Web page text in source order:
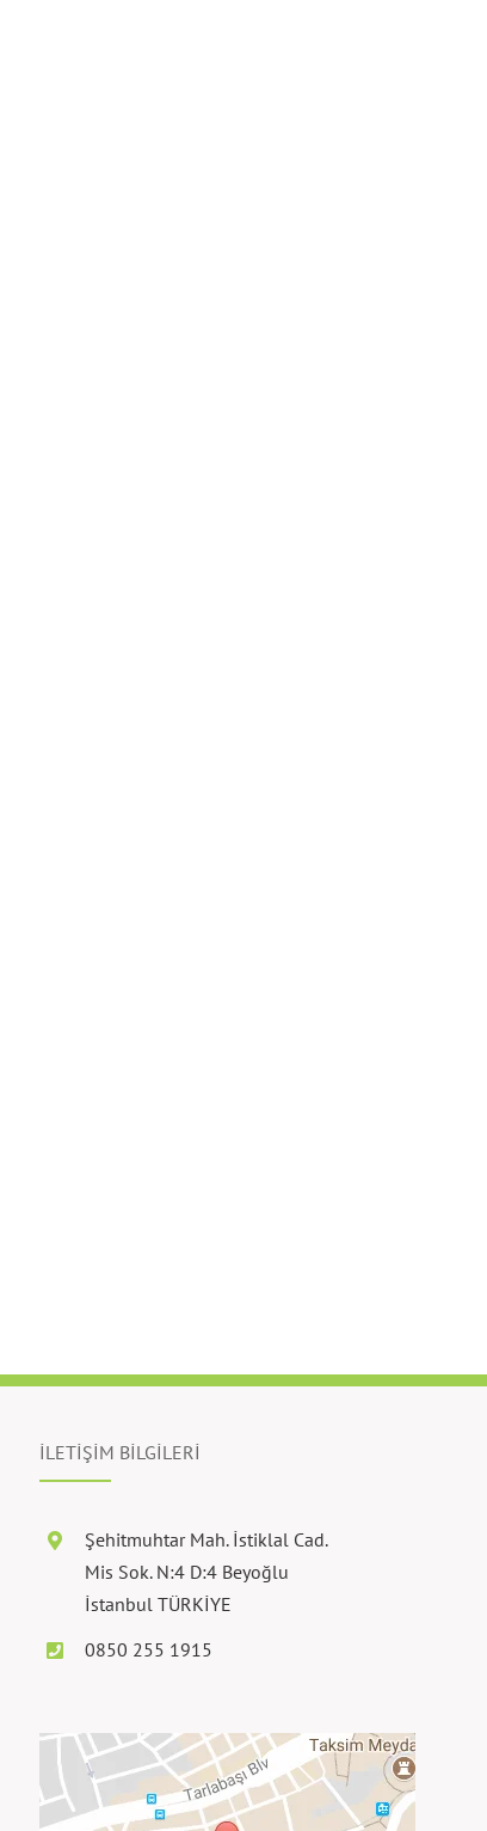
İLETİŞİM BİLGİLERİ
Şehitmuhtar Mah. İstiklal Cad.
Mis Sok. N:4 D:4 Beyoğlu
İstanbul TÜRKİYE
0850 255 1915